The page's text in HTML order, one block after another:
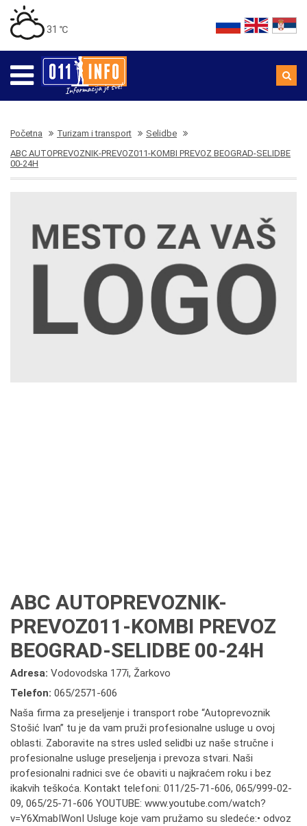
31 ℃
Početna Turizam i transport
Selidbe
ABC AUTOPREVOZNIK-PREVOZ011-KOMBI PREVOZ BEOGRAD-SELIDBE
00-24H
ABC AUTOPREVOZNIK-
PREVOZ011-KOMBI PREVOZ
BEOGRAD-SELIDBE 00-24H
Adresa: Vodovodska 177i, Žarkovo
Telefon: 065/2571-606
Naša firma za preseljenje i transport robe “Autoprevoznik
Stošić Ivan” tu je da vam pruži profesionalne usluge u ovoj
oblasti. Zaboravite na stres usled selidbi uz naše stručne i
profesionalne usluge preseljenja i prevoza stvari. Naši
profesionalni radnici sve će obaviti u najkraćem roku i bez
ikakvih teškoća. Kontakt telefoni: 011/25-71-606, 065/999-02-
09, 065/25-71-606 YOUTUBE: www.youtube.com/watch?
v=Y6XmabIWonI Usluge koje vam pružamo su sledeće:• odvoz